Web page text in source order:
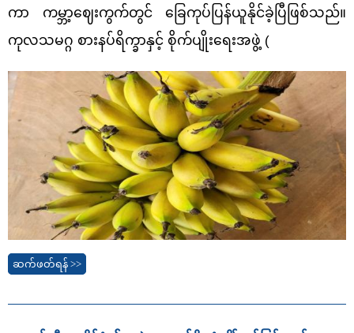
ကာ ကမ္ဘာ့ဈေးကွက်တွင် ခြေကုပ်ပြန်ယူနိုင်ခဲ့ပြီဖြစ်သည်။
ကုလသမဂ္ဂ စားနပ်ရိက္ခာနှင့် စိုက်ပျိုးရေးအဖွဲ့ (
ဆက်ဖတ်ရန် >>